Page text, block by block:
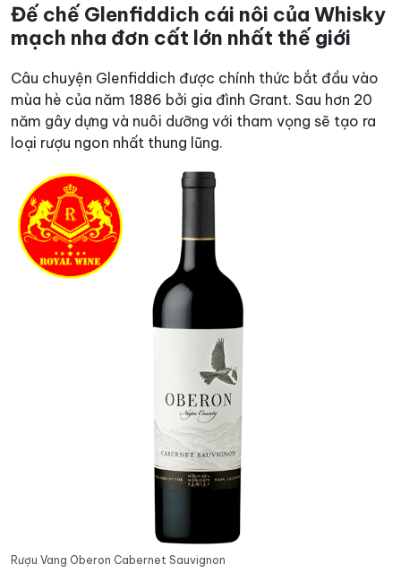
Đế chế Glenfiddich cái nôi của Whisky
mạch nha đơn cất lớn nhất thế giới
Câu chuyện Glenfiddich được chính thức bắt đầu vào
mùa hè của năm 1886 bởi gia đình Grant. Sau hơn 20
năm gây dựng và nuôi dưỡng với tham vọng sẽ tạo ra
loại rượu ngon nhất thung lũng.
Rượu Vang Oberon Cabernet Sauvignon